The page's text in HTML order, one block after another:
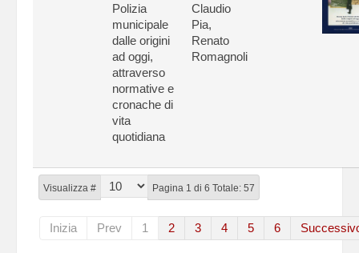
Visualizza # Pagina 1 di 6 Totale: 57
Inizia Prev 1 2 3 4 5 6
Polizia
municipale
dalle origini
ad oggi,
attraverso
normative e
cronache di
vita
quotidiana
Claudio
Pia,
Renato
Romagnoli